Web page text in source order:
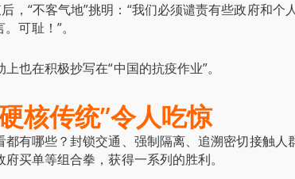
，“不客气地”挑明：“我们必须谴责有些政府和个
可耻！”。
也在积极抄写在“中国的抗疫作业”。
核传统”令人吃惊
有哪些？封锁交通、强制隔离、追溯密切接触人
买单等组合拳，获得一系列的胜利。